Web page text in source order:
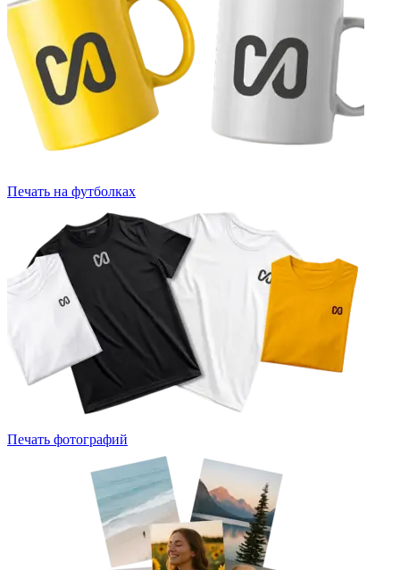
Печать на футболках
Печать фотографий